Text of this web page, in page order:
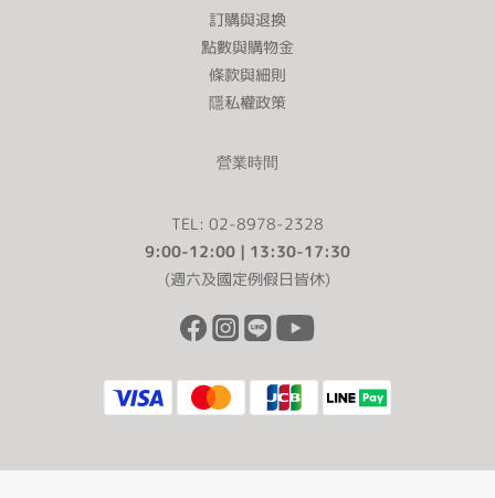
訂購與退換
點數與購物金
條款與細則
隱私權政策
營業時間
TEL: 02-8978-2328
9:00-12:00 | 13:30-17:30
(週六及國定例假日皆休)